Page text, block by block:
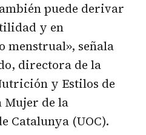
puede derivar
y en
menstrual», señala
directora de la
y Estilos de
Mujer de la
Catalunya (UOC).